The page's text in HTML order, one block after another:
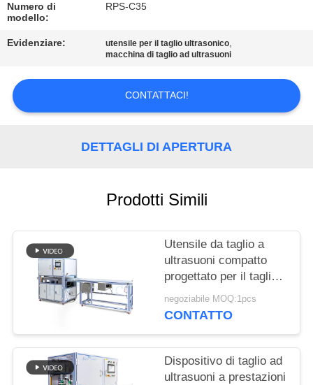
NOTIZIE
MAPPA
SULLA
PRIVACY
Numero di
modello:
RPS-C35
Evidenziare: utensile per il taglio ultrasonico,
macchina di taglio ad ultrasuoni
CONTATTACI!
DETTAGLI DI APERTURA
Prodotti Simili
Utensile da taglio a
ultrasuoni compatto
progettato per il taglio
senza soluzione di
continuità di tessuti
gomma
negoziabile MOQ:1pcs
CONTATTO
Dispositivo di taglio ad
ultrasuoni a prestazioni